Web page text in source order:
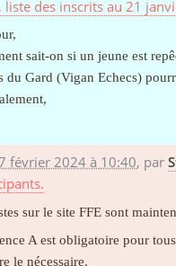
liste des inscrits au 21
sait-on si un jeune est
du Gard (Vigan Echecs)
février 2024 à 10:40, par
sur le site FFE sont
A est obligatoire pour
le nécessaire.